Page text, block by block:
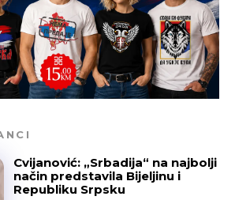
Cvijanović: „Srbadija“ na najbolji
način predstavila Bijeljinu i
Republiku Srpsku